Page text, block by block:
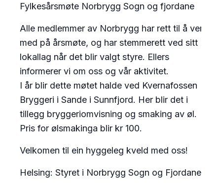
Fylkesårsmøte Norbrygg Sogn og fjordane
Alle medlemmer av Norbrygg har rett til å vere
med på årsmøte, og har stemmerett ved sitt
lokallag når det blir valgt styre. Ellers
informerer vi om oss og vår aktivitet.
I år blir dette møtet halde ved Kvernafossen
Bryggeri i Sande i Sunnfjord. Her blir det i
tillegg bryggeriomvisning og smaking av øl.
Pris for ølsmakinga blir kr 100.
Velkomen til ein hyggeleg kveld med oss!
Helsing: Styret i Norbrygg Sogn og Fjordane